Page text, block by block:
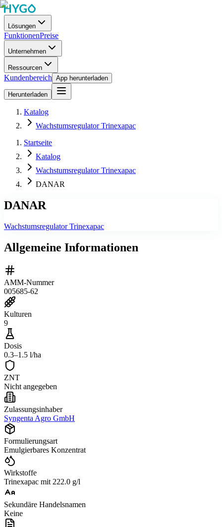
Lösungen
FunktionenPreise
Unternehmen
Ressourcen
Kundenbereich App herunterladen
Herunterladen
Katalog
Wachstumsregulator Trinexapac
Startseite
Katalog
Wachstumsregulator Trinexapac
DANAR
DANAR
Wachstumsregulator Trinexapac
Allgemeine Informationen
AMM-Nummer
005685-62
Kulturen
9
Dosis
0.3–1.5 l/ha
ZNT
Nicht angegeben
Zulassungsinhaber
Syngenta Agro GmbH
Formulierungsart
Emulgierbares Konzentrat
Wirkstoffe
Trinexapac mit 222.0 g/l
Sekundäre Handelsnamen
Keine